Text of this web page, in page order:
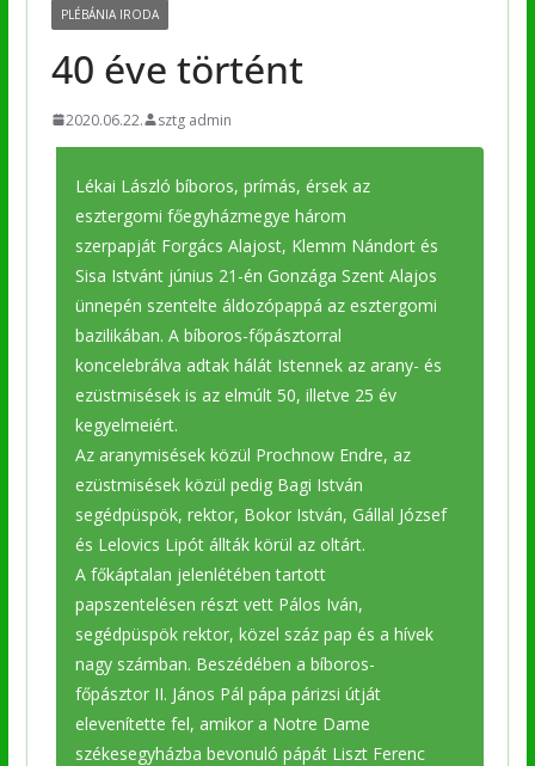
PLÉBÁNIA IRODA
40 éve történt
2020.06.22. sztg admin
Lékai László bíboros, prímás, érsek az
esztergomi főegyházmegye három
szerpapját Forgács Alajost, Klemm Nándort és
Sisa Istvánt június 21-én Gonzága Szent Alajos
ünnepén szentelte áldozópappá az esztergomi
bazilikában. A bíboros-főpásztorral
koncelebrálva adtak hálát Istennek az arany- és
ezüstmisések is az elmúlt 50, illetve 25 év
kegyelmeiért.
Az aranymisések közül Prochnow Endre, az
ezüstmisések közül pedig Bagi István
segédpüspök, rektor, Bokor István, Gállal József
és Lelovics Lipót állták körül az oltárt.
A főkáptalan jelenlétében tartott
papszentelésen részt vett Pálos Iván,
segédpüspök rektor, közel száz pap és a hívek
nagy számban. Beszédében a bíboros-
főpásztor II. János Pál pápa párizsi útját
elevenítette fel, amikor a Notre Dame
székesegyházba bevonuló pápát Liszt Ferenc